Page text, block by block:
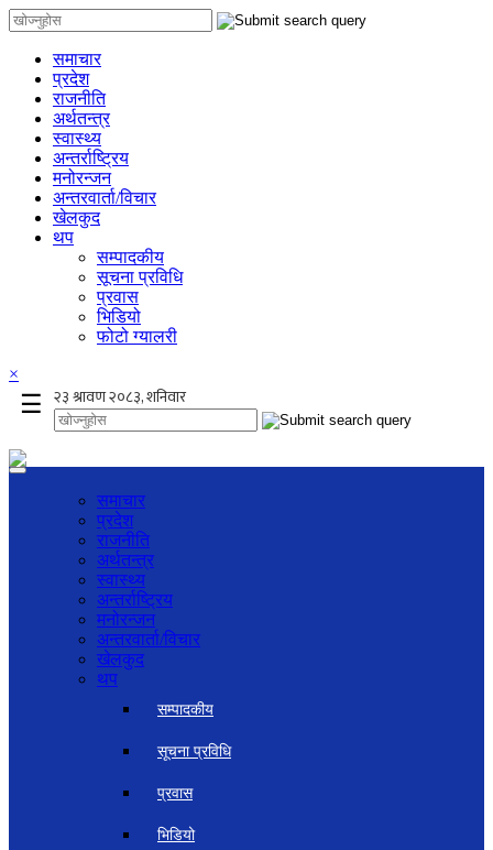
समाचार
प्रदेश
राजनीति
अर्थतन्त्र
स्वास्थ्य
अन्तर्राष्ट्रिय
मनोरन्जन
अन्तरवार्ता/विचार
खेलकुद
थप
सम्पादकीय
सूचना प्रविधि
प्रवास
भिडियो
फोटो ग्यालरी
×
☰
समाचार
प्रदेश
राजनीति
अर्थतन्त्र
स्वास्थ्य
अन्तर्राष्ट्रिय
मनोरन्जन
अन्तरवार्ता/विचार
खेलकुद
थप
सम्पादकीय
सूचना प्रविधि
प्रवास
भिडियो